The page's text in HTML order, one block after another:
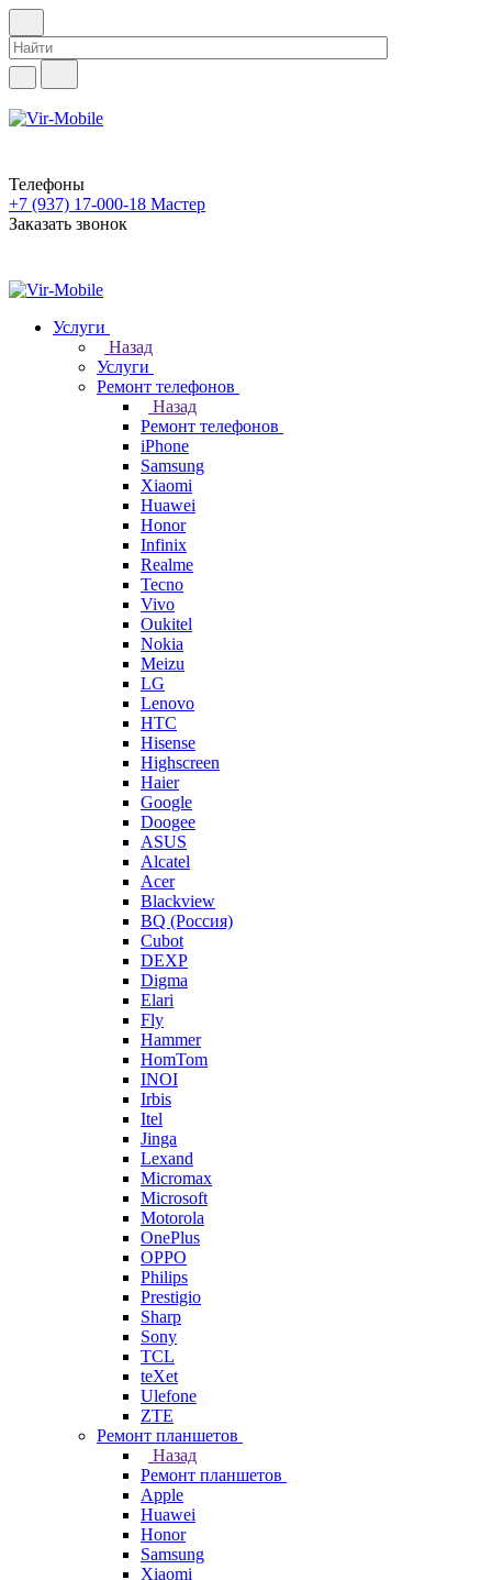
Телефоны
+7 (937) 17-000-18 Мастер
Заказать звонок
Услуги
Назад
Услуги
Ремонт телефонов
Назад
Ремонт телефонов
iPhone
Samsung
Xiaomi
Huawei
Honor
Infinix
Realme
Tecno
Vivo
Oukitel
Nokia
Meizu
LG
Lenovo
HTC
Hisense
Highscreen
Haier
Google
Doogee
ASUS
Alcatel
Acer
Blackview
BQ (Россия)
Cubot
DEXP
Digma
Elari
Fly
Hammer
HomTom
INOI
Irbis
Itel
Jinga
Lexand
Micromax
Microsoft
Motorola
OnePlus
OPPO
Philips
Prestigio
Sharp
Sony
TCL
teXet
Ulefone
ZTE
Ремонт планшетов
Назад
Ремонт планшетов
Apple
Huawei
Honor
Samsung
Xiaomi